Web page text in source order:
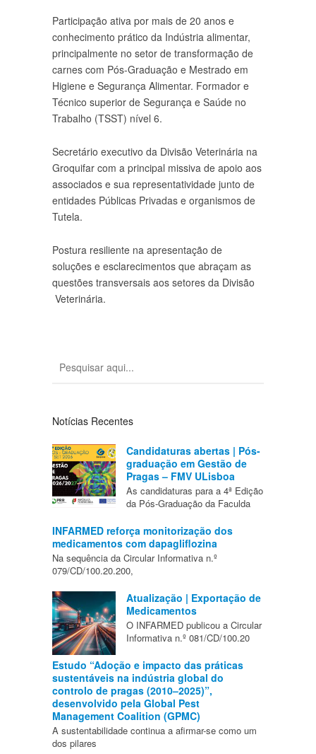
Participação ativa por mais de 20 anos e
conhecimento prático da Indústria alimentar,
principalmente no setor de transformação de
carnes com Pós-Graduação e Mestrado em
Higiene e Segurança Alimentar. Formador e
Técnico superior de Segurança e Saúde no
Trabalho (TSST) nível 6.
Secretário executivo da Divisão Veterinária na
Groquifar com a principal missiva de apoio aos
associados e sua representatividade junto de
entidades Públicas Privadas e organismos de
Tutela.
Postura resiliente na apresentação de
soluções e esclarecimentos que abraçam as
questões transversais aos setores da Divisão
Veterinária.
Notícias Recentes
Candidaturas abertas | Pós-
graduação em Gestão de
Pragas – FMV ULisboa
As candidaturas para a 4ª Edição
da Pós-Graduação da Faculda
INFARMED reforça monitorização dos
medicamentos com dapagliflozina
Na sequência da Circular Informativa n.º
079/CD/100.20.200,
Atualização | Exportação de
Medicamentos
O INFARMED publicou a Circular
Informativa n.º 081/CD/100.20
Estudo “Adoção e impacto das práticas
sustentáveis na indústria global do
controlo de pragas (2010–2025)”,
desenvolvido pela Global Pest
Management Coalition (GPMC)
A sustentabilidade continua a afirmar-se como um
dos pilares